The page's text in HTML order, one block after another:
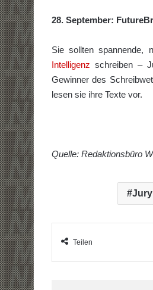
28. September:
Sie sollten spannende,
Intelligenz schreiben –
Gewinner des
lesen sie ihre Texte vor.
Quelle: Redaktionsbüro
Jury
Teilen